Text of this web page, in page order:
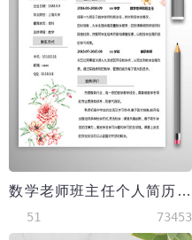
数学老师班主任个人简历模板
51 73453